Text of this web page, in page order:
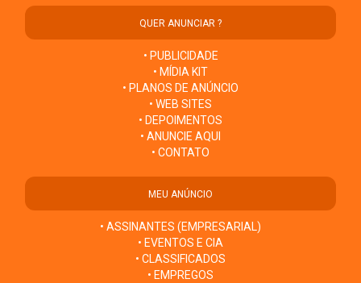
QUER ANUNCIAR ?
• PUBLICIDADE
• MÍDIA KIT
• PLANOS DE ANÚNCIO
• WEB SITES
• DEPOIMENTOS
• ANUNCIE AQUI
• CONTATO
MEU ANÚNCIO
• ASSINANTES (EMPRESARIAL)
• EVENTOS E CIA
• CLASSIFICADOS
• EMPREGOS